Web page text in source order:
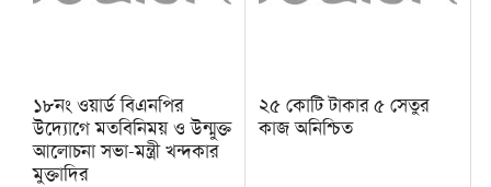
১৮নং ওয়ার্ড বিএনপির
উদ্যোগে মতবিনিময় ও উন্মুক্ত
আলোচনা সভা-মন্ত্রী খন্দকার
মুক্তাদির
২৫ কোটি টাকার ৫ সেতুর
কাজ অনিশ্চিত